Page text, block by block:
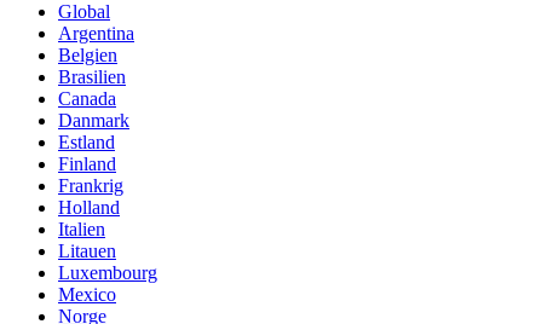
Global
Argentina
Belgien
Brasilien
Canada
Danmark
Estland
Finland
Frankrig
Holland
Italien
Litauen
Luxembourg
Mexico
Norge